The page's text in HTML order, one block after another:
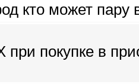
кто может пару
при покупке в